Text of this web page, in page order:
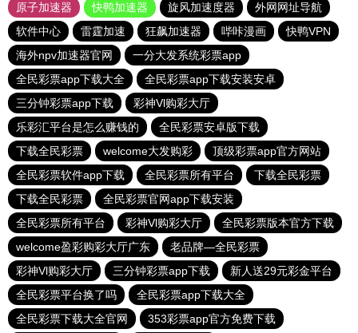
原子加速器
快鸭加速器 旋风加速度器
外网网址导航
软件中心
雷霆加速 狂飙加速器 哔咔漫画
快鸭VPN
海外npv加速器官网
一分大发系统彩票app
全民彩票app下载大全
全民彩票app下载安装安卓
三分钟彩票app下载
彩神Vl购彩大厅
乐彩汇平台是怎么赚钱的
全民彩票安卓版下载
下载全民彩票
welcome大发购彩
顶级彩票app官方网站
全民彩票软件app下载
全民彩票所有平台
下载全民彩票
下载全民彩票
全民彩票官网app下载安装
全民彩票所有平台
彩神Vl购彩大厅
全民彩票版本官方下载
welcome盈彩购彩大厅广东
老品牌—全民彩票
彩神Vl购彩大厅
三分钟彩票app下载
新人送29元彩金平台
全民彩票平台换了吗
全民彩票app下载大全
全民彩票下载大全官网
353彩票app官方免费下载